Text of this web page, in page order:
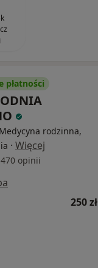
płatności
rodzinna,
· Więcej
470 opinii
250 zł